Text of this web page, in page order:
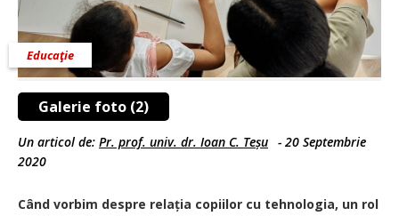
Galerie foto (2)
Educaţie
Un articol de: Pr. prof. univ. dr. Ioan C. Teșu - 20 Septembrie
2020
Când vorbim despre relația copiilor cu tehnologia, un rol